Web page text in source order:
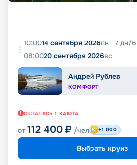
10:0014 сентября 2026пн 7 дн/6
08:0020 сентября 2026вс
Андрей Рублев
КОМФОРТ
ОСТАЛАСЬ 1 КАЮТА
от 112 400 ₽ /чел +1 000
Выбрать круиз